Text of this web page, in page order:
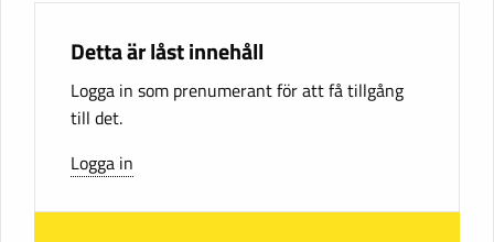
Detta är låst innehåll
Logga in som prenumerant för att få tillgång
till det.
Logga in